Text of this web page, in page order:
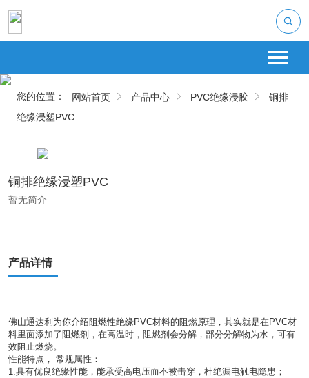
您的位置： 网站首页 产品中心 PVC绝缘浸胶
铜排
绝缘浸塑PVC
铜排绝缘浸塑PVC
暂无简介
产品详情
佛山通达利为你介绍阻燃性绝缘PVC材料的阻燃原理，其实就是在PVC材
料里面添加了阻燃剂，在高温时，阻燃剂会分解，部分分解物为水，可有
效阻止燃烧。
性能特点， 常规属性：
1.具有优良绝缘性能，能承受高电压而不被击穿，杜绝漏电触电隐患；